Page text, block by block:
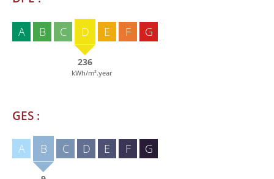
A B C D
236
kWh/m².year
E F G
GES :
A B C D E F G